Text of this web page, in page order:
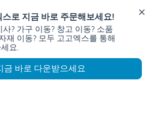
스로 지금 바로 주문해보세요!
사? 가구 이동? 창고 이동? 소품
재 이동? 모두 고고엑스를 통해
요.
금 바로 다운받으세요